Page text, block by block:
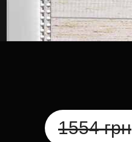
1554 грн